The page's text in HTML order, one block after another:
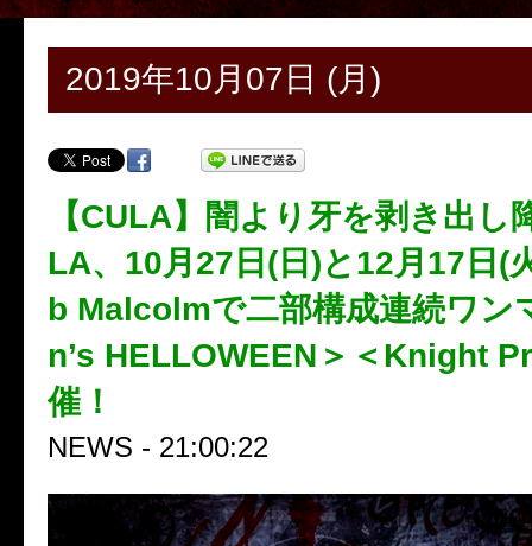
2019年10月07日 (月)
【CULA】闇より牙を剥き出し
LA、10月27日(日)と12月17日(
b Malcolmで二部構成連続ワン
n’s HELLOWEEN＞＜Knight
催！
NEWS - 21:00:22